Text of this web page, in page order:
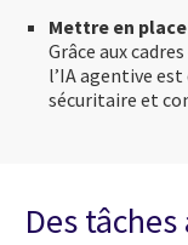
Mettre en
Grâce aux
l’IA agentive
sécuritaire et
Des